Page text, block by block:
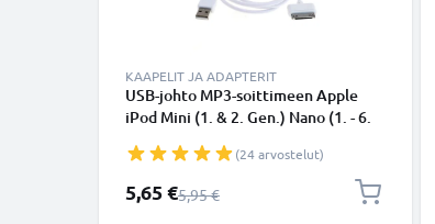
KAAPELIT JA ADAPTERIT
USB-johto MP3-soittimeen Apple
iPod Mini (1. & 2. Gen.) Nano (1. - 6.
480 MBit/s - USB 2.0, 1m
datakaapeli. Valkoinen USB-kaapeli
(24 arvostelut)
Erikoishinta
5,65 €Normaali hinta
5,95 €